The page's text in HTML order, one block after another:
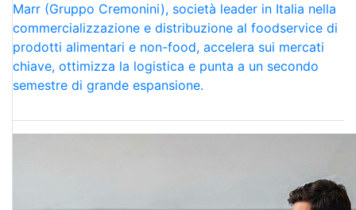
Marr (Gruppo Cremonini), società leader in Italia nella
commercializzazione e distribuzione al foodservice di
prodotti alimentari e non-food, accelera sui mercati
chiave, ottimizza la logistica e punta a un secondo
semestre di grande espansione.